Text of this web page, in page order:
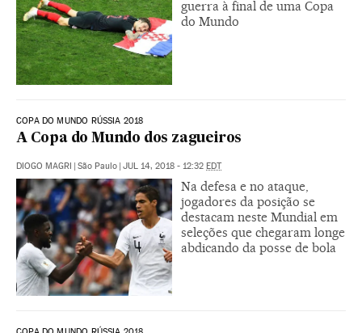
guerra à final de uma Copa
do Mundo
COPA DO MUNDO RÚSSIA 2018
A Copa do Mundo dos zagueiros
DIOGO MAGRI | São Paulo | JUL 14, 2018 - 12:32 EDT
Na defesa e no ataque,
jogadores da posição se
destacam neste Mundial em
seleções que chegaram longe
abdicando da posse de bola